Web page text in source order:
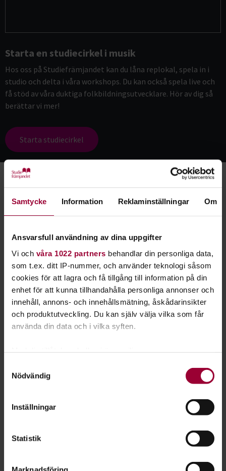
Samtycke Information Reklaminställningar Om
Ansvarsfull användning av dina uppgifter
Vi och våra 1022 partners behandlar din personliga data,
som t.ex. ditt IP-nummer, och använder teknologi såsom
cookies för att lagra och få tillgång till information på din
enhet för att kunna tillhandahålla personliga annonser och
innehåll, annons- och innehållsmätning, åskådarinsikter
och produktutveckling. Du kan själv välja vilka som får
använda din data och i vilka syften.
som kan ha en noggrannhet på upp till flera meter
Du kan ändra eller dra tillbaka ditt samtycke när som
Nödvändig
Inställningar
Statistik
Starta en studiecirkel i musik
Hos oss på Studiefrämjandet kan du låna replokal, spela in i
studio och delta i våra workshops. Du kan också spela live och
få stöd av våra duktiga folkbildningsutvecklare. Hör av dig så
berättar vi mer!
Starta studiecirkel
Nyheter
Ansökan öppen till Livekarusellen 2026
Ta chansen att utvecklas som musiker och
dig som vill spela live, få feedback och lära känna